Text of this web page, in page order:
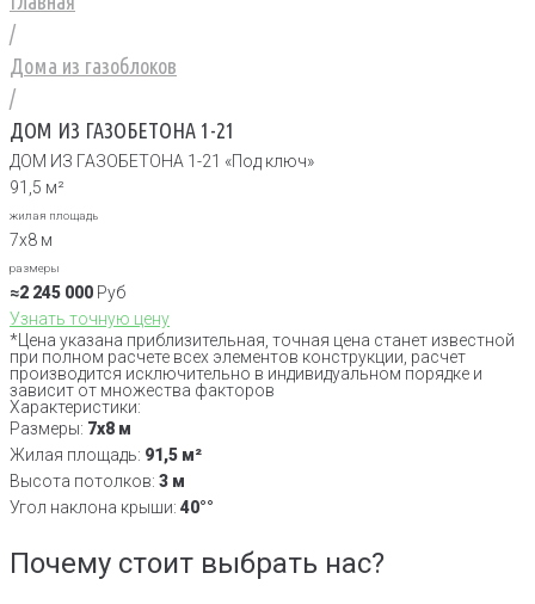
/
Дома из газоблоков
/
ДОМ ИЗ ГАЗОБЕТОНА 1-21
ДОМ ИЗ ГАЗОБЕТОНА 1-21 «Под ключ»
91,5 м²
жилая площадь
7х8 м
размеры
≈2 245 000 Руб
Узнать точную цену
*Цена указана приблизительная, точная цена станет известной
при полном расчете всех элементов конструкции, расчет
производится исключительно в индивидуальном порядке и
зависит от множества факторов
Характеристики:
Размеры: 7х8 м
Жилая площадь: 91,5 м²
Высота потолков: 3 м
Угол наклона крыши: 40°°
Почему стоит выбрать нас?